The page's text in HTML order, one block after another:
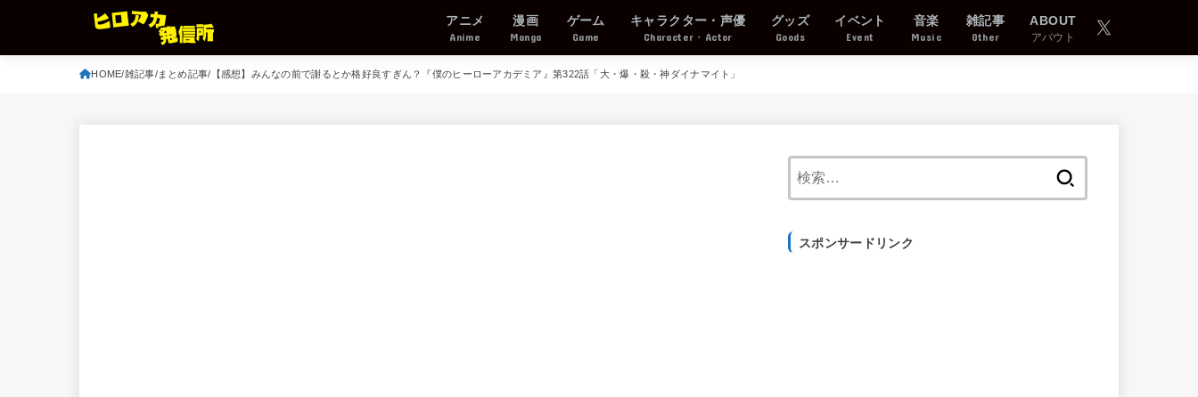
アニメ
Anime
漫画
Manga
ゲーム
Game
キャラクター・声優
Character・Actor
グッズ
Goods
イベント
Event
音楽
Music
雑記事
Other
ABOUT
アバウト
HOME 雑記事 まとめ記事 【感想】みんなの前で謝るとか格好良すぎん？『僕のヒーローアカデミア』第322話「大・爆・殺・神ダイナマイト」
スポンサードリンク